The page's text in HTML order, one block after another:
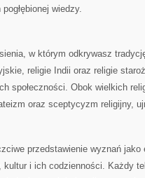
wiedzy.
w którym odkrywasz
religie Indii oraz religie
społeczności. Obok wielkich
oraz sceptycyzm religijny,
przedstawienie wyznań jako
kultur i ich codzienności. Każdy